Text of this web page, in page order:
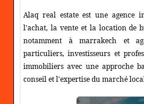
Alaq real estate est une agence
l'achat, la vente et la location de
notamment à marrakech et
particuliers, investisseurs et
immobiliers avec une approche
conseil et l'expertise du marché